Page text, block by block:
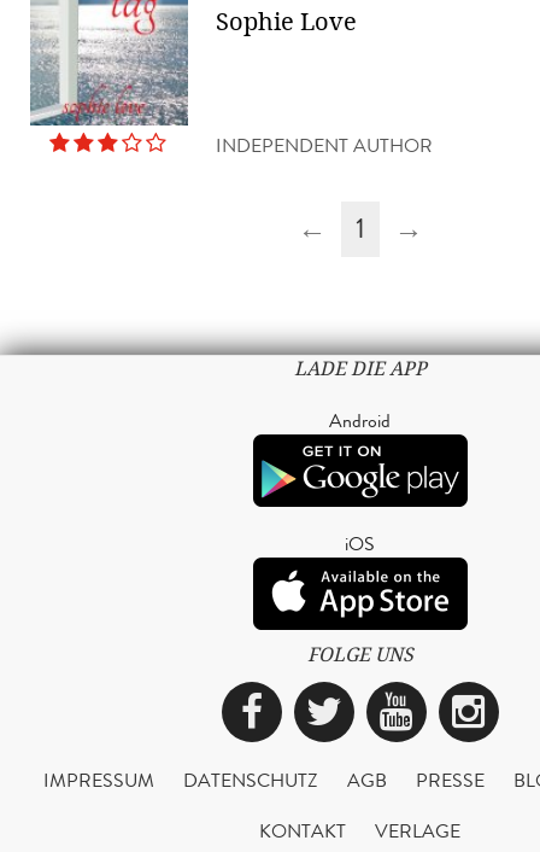
Sophie Love
INDEPENDENT AUTHOR
← 1 →
LADE DIE APP
Android
iOS
FOLGE UNS
Facebook
Twitter
IMPRESSUM DATENSCHUTZ AGB PRESSE
KONTAKT
VERLAGE